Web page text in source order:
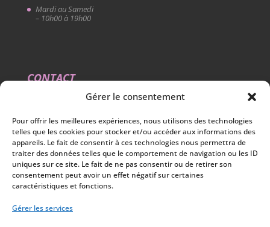
Gérer le consentement
Pour offrir les meilleures expériences, nous utilisons des technologies
telles que les cookies pour stocker et/ou accéder aux informations des
appareils. Le fait de consentir à ces technologies nous permettra de
traiter des données telles que le comportement de navigation ou les ID
uniques sur ce site. Le fait de ne pas consentir ou de retirer son
consentement peut avoir un effet négatif sur certaines
caractéristiques et fonctions.
Gérer les services
Mardi au Samedi
– 10h00 à 19h00
CONTACT
9 RUE DES Halles (Quartier Halles / Charpenterie) 45 000
lcbbeaute.orleans@gmail.com